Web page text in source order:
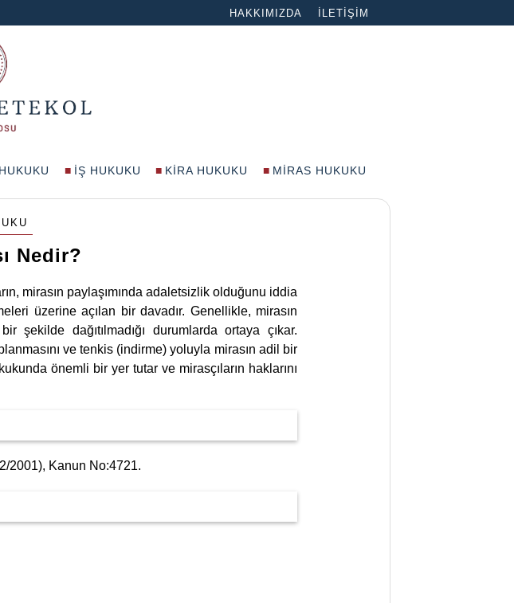
HAKKIMIZDA İLETIŞIM
İŞ HUKUKU KIRA HUKUKU MIRAS HUKUKU
Nedir?
mirasın paylaşımında adaletsizlik olduğunu iddia
üzerine açılan bir davadır. Genellikle, mirasın
şekilde dağıtılmadığı durumlarda ortaya çıkar.
ve tenkis (indirme) yoluyla mirasın adil bir
önemli bir yer tutar ve mirasçıların haklarını
2001), Kanun No:4721.